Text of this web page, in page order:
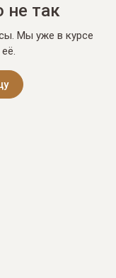
не так
Мы уже в курсе